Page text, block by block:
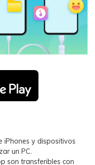
iPhones y dispositivos
un PC.
son transferibles con